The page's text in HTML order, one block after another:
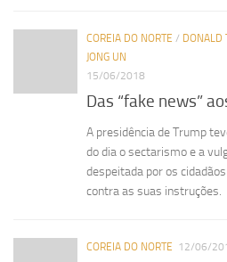
COREIA DO NORTE / DONALD
JONG UN
15/06/2018
Das “fake news”
A presidência de Trump
do dia o sectarismo e a
despeitada por os
contra as suas instruções.
COREIA DO NORTE 12/06/